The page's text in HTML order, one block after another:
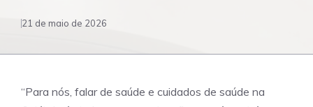
21 de maio de 2026
“Para nós, falar de saúde e cuidados de saúde na